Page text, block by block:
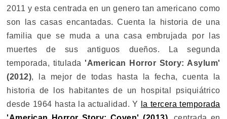
2011 y esta centrada en un genero tan americano como
son las casas encantadas. Cuenta la historia de una
familia que se muda a una casa embrujada por las
muertes de sus antiguos dueños. La segunda
temporada, titulada 'American Horror Story: Asylum'
(2012), la mejor de todas hasta la fecha, cuenta la
historia de los habitantes de un hospital psiquiátrico
desde 1964 hasta la actualidad. Y
la tercera temporada